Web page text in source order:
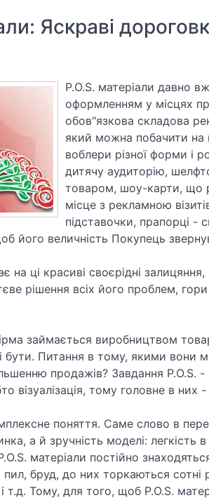
Яскраві
P.O.S. матеріали давно
оформленням у місцях
обов"язкова складова
який можна побачити на
воблери різної форми і
дитячу аудиторію,
товаром, шоу-карти, що
місце з рекламною
підставочки, прапорці -
його величність Покупець
на ці красиві своєрідні
рішення всіх його проблем, гори
займається виробництвом
бути. Питання в тому, якими
продажів? Завдання P.O.S.
візуалізація, тому головне в них
поняття. Саме слово в
а й зручність моделі: легкість в
матеріали постійно
бруд, до них торкаються
т.д. Тому, для того, щоб P.O.S.